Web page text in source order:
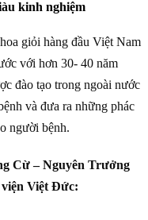
kinh nghiệm
giỏi hàng đầu Việt Nam
với hơn 30- 40 năm
đào tạo trong ngoài nước
và đưa ra những phác
người bệnh.
Cừ – Nguyên Trưởng
Việt Đức: